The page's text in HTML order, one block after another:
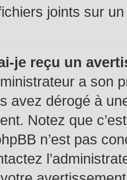
joints sur
je reçu un
a son
avez dérogé à
Notez que
n’est pas